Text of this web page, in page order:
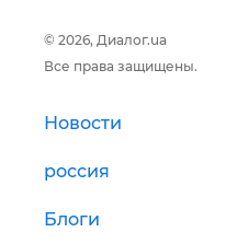
© 2026, Диалог.ua
Все права защищены.
Новости
россия
Блоги